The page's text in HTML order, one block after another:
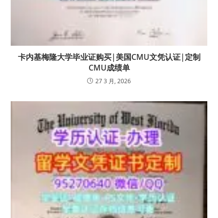
卡内基梅隆大学毕业证购买|美国CMU文凭认证|定制
CMU成绩单
27 3 月, 2026